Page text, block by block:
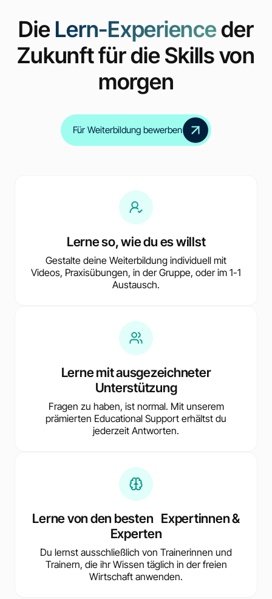
DieLern-Experienceder
Zukunft für die Skills von
morgen
Für Weiterbildung bewerben
Lerne so, wie du es willst
Gestalte deine Weiterbildung individuell mit
Videos, Praxisübungen, in der Gruppe, oder im 1-1
Austausch.
Lerne mit ausgezeichneter
Unterstützung
Fragen zu haben, ist normal. Mit unserem
prämierten Educational Support erhältst du
jederzeit Antworten.
Lerne von den besten Expertinnen &
Experten
Du lernst ausschließlich von Trainerinnen und
Trainern, die ihr Wissen täglich in der freien
Wirtschaft anwenden.